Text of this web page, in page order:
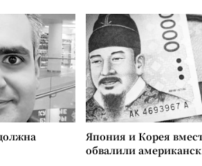
Япония и Корея
обвалили